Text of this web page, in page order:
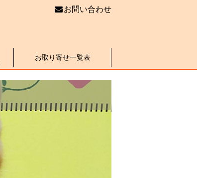
お取り寄せ一覧表
お問い合わせ